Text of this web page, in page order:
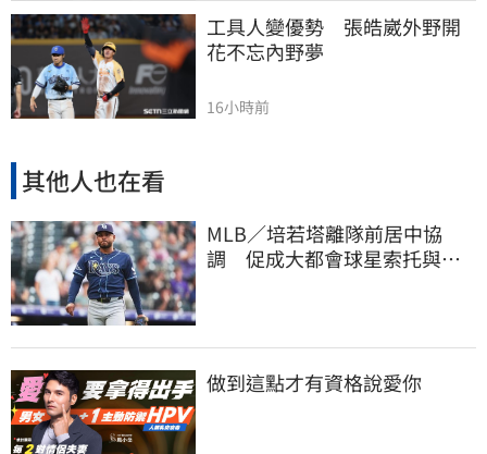
工具人變優勢　張皓崴外野開
花不忘內野夢
16小時前
其他人也在看
MLB／培若塔離隊前居中協
調 促成大都會球星索托與林
做到這點才有資格說愛你